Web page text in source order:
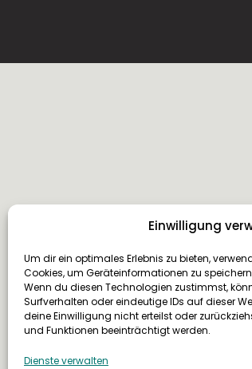
Einwilligung
Um dir ein optimales Erlebnis zu bieten,
Cookies, um Geräteinformationen zu
Wenn du diesen Technologien zustimmst,
Surfverhalten oder eindeutige IDs auf dieser
deine Einwilligung nicht erteilst oder
und Funktionen beeinträchtigt werden.
Dienste verwalten
Adresse
Lehrter Straße 23b
10557 Berlin
Telefon
+49 30